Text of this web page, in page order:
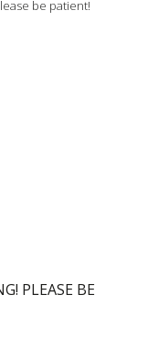
PLEASE BE